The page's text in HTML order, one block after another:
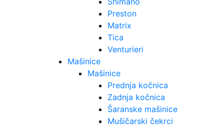
Preston
Matrix
Tica
Venturieri
Mašinice
Mašinice
Prednja kočnica
Zadnja kočnica
Šaranske mašinice
Mušičarski čekrci